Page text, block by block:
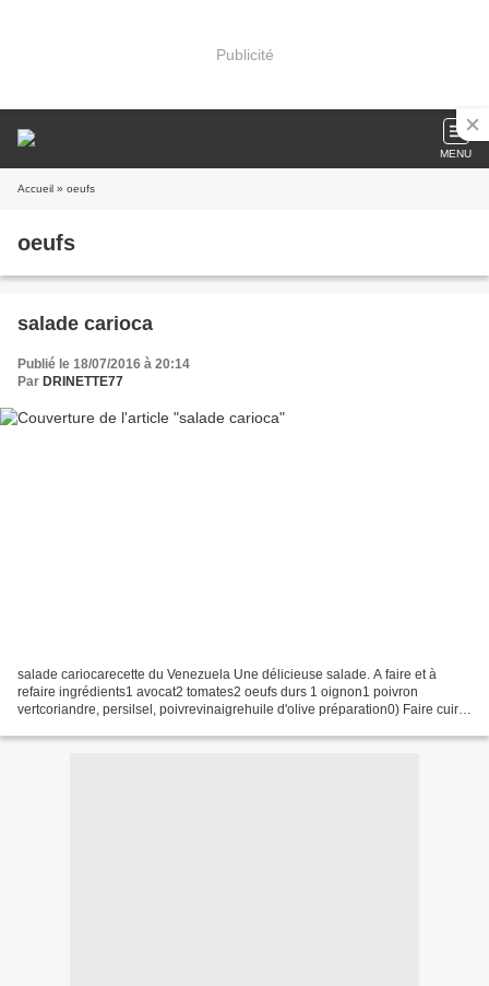
Publicité
MENU
Accueil » oeufs
oeufs
salade carioca
Publié le 18/07/2016 à 20:14
Par DRINETTE77
salade cariocarecette du Venezuela Une délicieuse salade. A faire et à
refaire ingrédients1 avocat2 tomates2 oeufs durs 1 oignon1 poivron
vertcoriandre, persilsel, poivrevinaigrehuile d'olive préparation0) Faire cuire